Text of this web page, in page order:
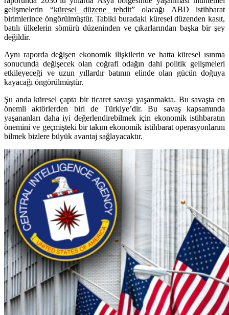
gelişmelerin “küresel düzene tehdit” olacağı ABD istihbarat
birimlerince öngörülmüştür. Tabiki buradaki küresel düzenden kasıt,
batılı ülkelerin sömürü düzeninden ve çıkarlarından başka bir şey
değildir.
Aynı raporda değişen ekonomik ilişkilerin ve hatta küresel ısınma
sonucunda değişecek olan coğrafi odağın dahi politik gelişmeleri
etkileyeceği ve uzun yıllardır batının elinde olan gücün doğuya
kayacağı öngörülmüştür.
Şu anda küresel çapta bir ticaret savaşı yaşanmakta. Bu savaşta en
önemli aktörlerden biri de Türkiye’dir. Bu savaş kapsamında
yaşananları daha iyi değerlendirebilmek için ekonomik istihbaratın
önemini ve geçmişteki bir takım ekonomik istihbarat operasyonlarını
bilmek bizlere büyük avantaj sağlayacaktır.